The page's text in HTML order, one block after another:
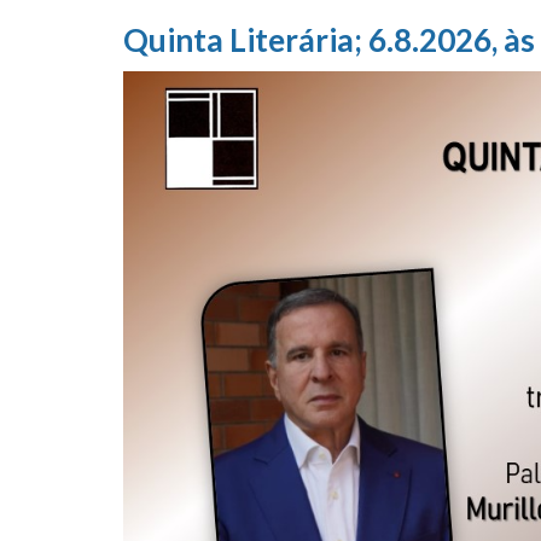
Quinta Literária; 6.8.2026,